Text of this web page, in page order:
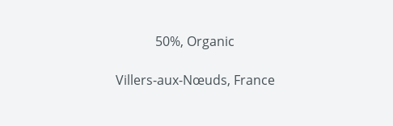
50%, Organic
Villers-aux-Nœuds, France